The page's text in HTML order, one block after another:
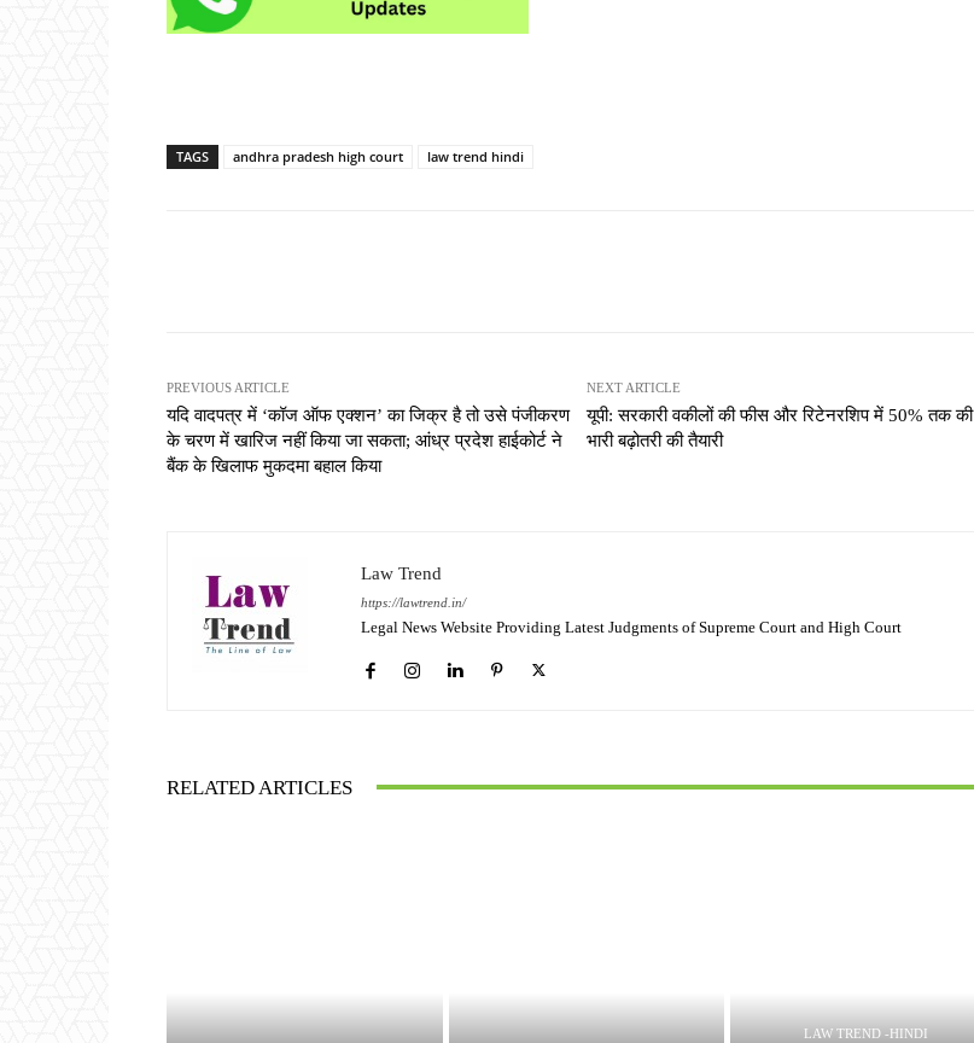
TAGS andhra pradesh high court law trend hindi
PREVIOUS ARTICLE
यदि वादपत्र में ‘कॉज ऑफ एक्शन’ का जिक्र है तो उसे पंजीकरण
के चरण में खारिज नहीं किया जा सकता; आंध्र प्रदेश हाईकोर्ट ने
बैंक के खिलाफ मुकदमा बहाल किया
NEXT ARTICLE
यूपी: सरकारी वकीलों की फीस और रिटेनरशिप में 50% तक की
भारी बढ़ोतरी की तैयारी
Law Trend
https://lawtrend.in/
Legal News Website Providing Latest Judgments of Supreme Court and High Court
RELATED ARTICLES
LAW TREND -HINDI